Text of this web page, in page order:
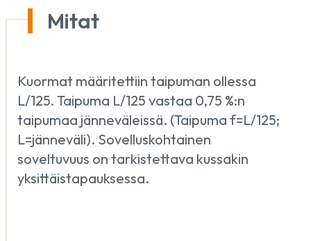
Mitat
Kuormat määritettiin taipuman ollessa
L/125. Taipuma L/125 vastaa 0,75 %:n
taipumaa jänneväleissä. (Taipuma f=L/125;
L=jänneväli). Sovelluskohtainen
soveltuvuus on tarkistettava kussakin
yksittäistapauksessa.